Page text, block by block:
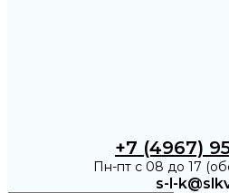
+7 (4967)
Пн-пт с 08 до 17
s-l-